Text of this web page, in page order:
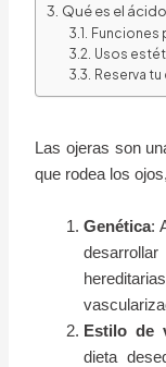
Qué es el
Funciones
Usos
Reserva
Las ojeras son
que rodea los
Genética:
Estilo de
dieta